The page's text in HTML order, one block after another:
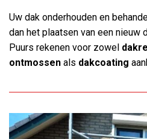
Uw dak onderhouden en
dan het plaatsen van een nieuw
Puurs rekenen voor zowel
ontmossen als dakcoating